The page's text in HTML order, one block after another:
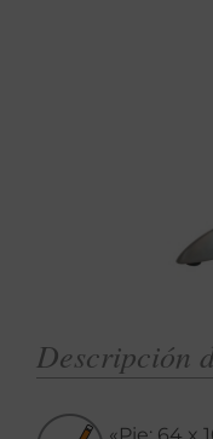
Descripción